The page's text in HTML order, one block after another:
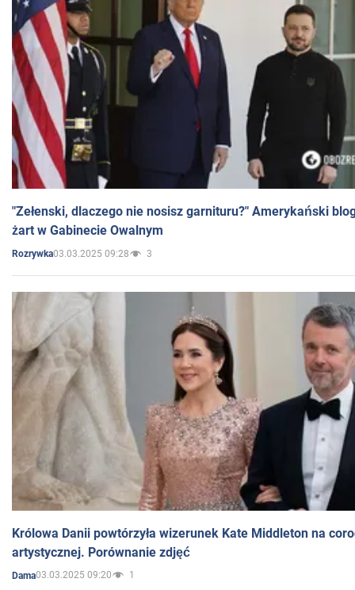
"Zełenski, dlaczego nie nosisz garnituru?" Amerykański
żart w Gabinecie Owalnym
Rozrywka03.03.2025 09:28 3
Królowa Danii powtórzyła wizerunek Kate Middleton na
artystycznej. Porównanie zdjęć
Dama03.03.2025 09:20 1